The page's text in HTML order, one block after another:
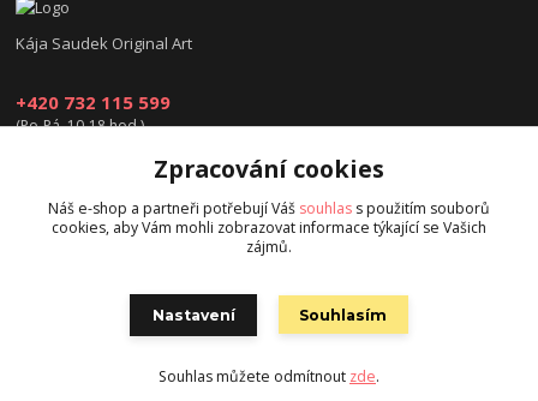
Kája Saudek Original Art
+420 732 115 599
(Po-Pá, 10-18 hod.)
obchod@kajasaudek.cz
Vytvořeno na
Eshop-rychle.cz
Zpracování cookies
Náš e-shop a partneři potřebují Váš souhlas s použitím souborů
cookies, aby Vám mohli zobrazovat informace týkající se Vašich
zájmů.
Nastavení Souhlasím
Souhlas můžete odmítnout zde.